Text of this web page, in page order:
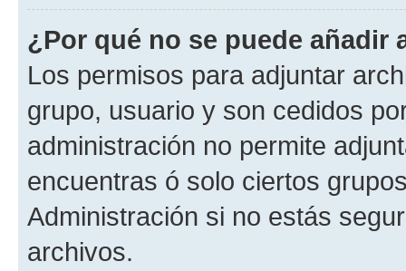
¿Por qué no se puede añadir
Los permisos para adjuntar
grupo, usuario y son cedidos
administración no permite
encuentras ó solo ciertos
Administración si no estás
archivos.